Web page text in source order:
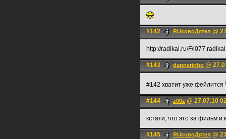
#142 RUковоДятел @
http://radikal.ru/F/
#143 dannerinho @
#142 хватит уже фейлится
#144 z00z @ 27.07.10
кстати, что это за фильм и
#145 RUковоДятел @